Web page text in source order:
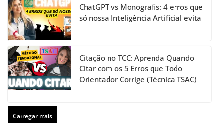
ChatGPT vs Monografis: 4 erros que
só nossa Inteligência Artificial evita
Citação no TCC: Aprenda Quando
Citar com os 5 Erros que Todo
Orientador Corrige (Técnica TSAC)
Carregar mais